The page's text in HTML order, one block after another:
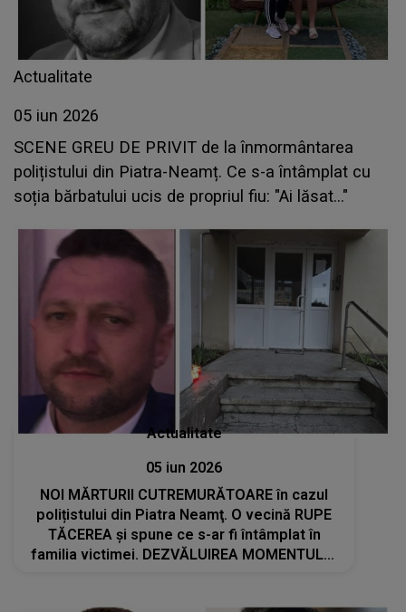
Actualitate
05 iun 2026
SCENE GREU DE PRIVIT de la înmormântarea
polițistului din Piatra-Neamț. Ce s-a întâmplat cu
soția bărbatului ucis de propriul fiu: "Ai lăsat..."
Actualitate
05 iun 2026
NOI MĂRTURII CUTREMURĂTOARE în cazul
polițistului din Piatra Neamţ. O vecină RUPE
TĂCEREA şi spune ce s-ar fi întâmplat în
familia victimei. DEZVĂLUIREA MOMENTULUI